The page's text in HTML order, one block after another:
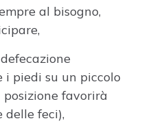
al bisogno,
i piedi su un piccolo
posizione favorirà
delle feci),